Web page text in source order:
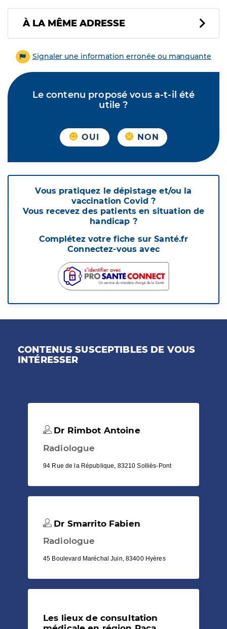
À LA MÊME ADRESSE
Signaler une information erronée ou manquante
Le contenu proposé vous a-t-il été
utile ?
OUI NON
Vous pratiquez le dépistage et/ou la
vaccination Covid ?
Vous recevez des patients en situation de
handicap ?
Complétez votre fiche sur Santé.fr
Connectez-vous avec
CONTENUS SUSCEPTIBLES DE VOUS
INTÉRESSER
Dr Rimbot Antoine
Radiologue
94 Rue de la République, 83210 Solliès-Pont
Dr Smarrito Fabien
Radiologue
45 Boulevard Maréchal Juin, 83400 Hyères
Les lieux de consultation